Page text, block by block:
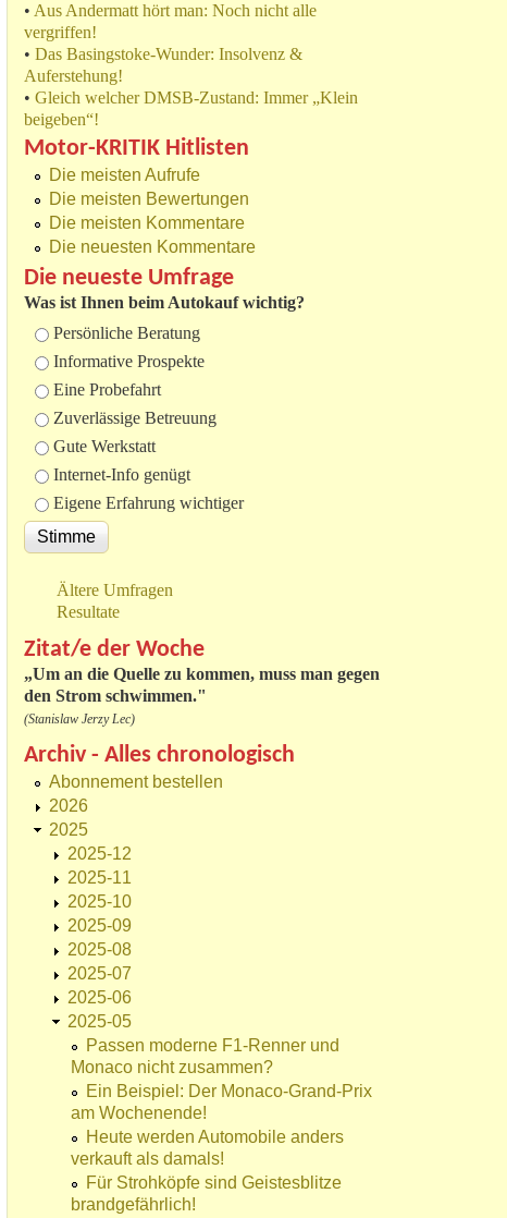
• Aus Andermatt hört man: Noch nicht alle
vergriffen!
• Das Basingstoke-Wunder: Insolvenz &
Auferstehung!
• Gleich welcher DMSB-Zustand: Immer „Klein
beigeben“!
Motor-KRITIK Hitlisten
Die meisten Aufrufe
Die meisten Bewertungen
Die meisten Kommentare
Die neuesten Kommentare
Die neueste Umfrage
Was ist Ihnen beim Autokauf wichtig?
Auswahlmöglichkeiten
Persönliche Beratung
Informative Prospekte
Eine Probefahrt
Zuverlässige Betreuung
Gute Werkstatt
Internet-Info genügt
Eigene Erfahrung wichtiger
Ältere Umfragen
Resultate
Zitat/e der Woche
„Um an die Quelle zu kommen, muss man gegen
den Strom schwimmen."
(Stanislaw Jerzy Lec)
Archiv - Alles chronologisch
Abonnement bestellen
2026
2025
2025-12
2025-11
2025-10
2025-09
2025-08
2025-07
2025-06
2025-05
Passen moderne F1-Renner und
Monaco nicht zusammen?
Ein Beispiel: Der Monaco-Grand-Prix
am Wochenende!
Heute werden Automobile anders
verkauft als damals!
Für Strohköpfe sind Geistesblitze
brandgefährlich!